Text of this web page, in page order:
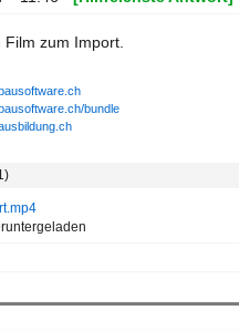
zum Import.
bundle